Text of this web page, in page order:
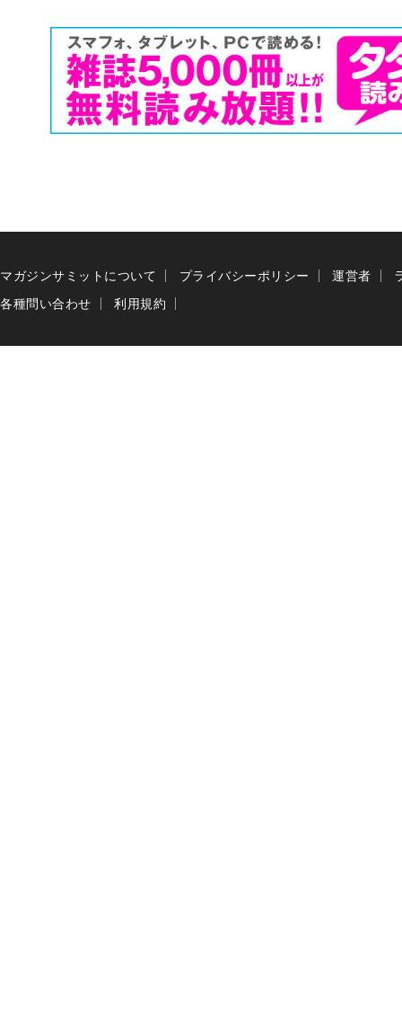
マガジンサミットについて プライバシーポリシー 運営者
各種問い合わせ
利用規約